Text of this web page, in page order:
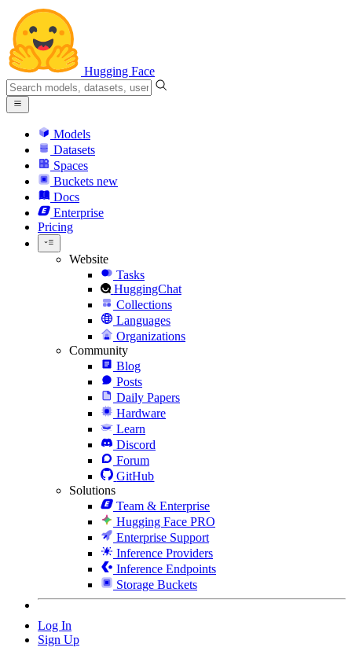
Hugging Face
Models
Datasets
Spaces
Buckets new
Docs
Enterprise
Pricing
Website
Tasks
HuggingChat
Collections
Languages
Organizations
Community
Blog
Posts
Daily Papers
Hardware
Learn
Discord
Forum
GitHub
Solutions
Team & Enterprise
Hugging Face PRO
Enterprise Support
Inference Providers
Inference Endpoints
Storage Buckets
Log In
Sign Up